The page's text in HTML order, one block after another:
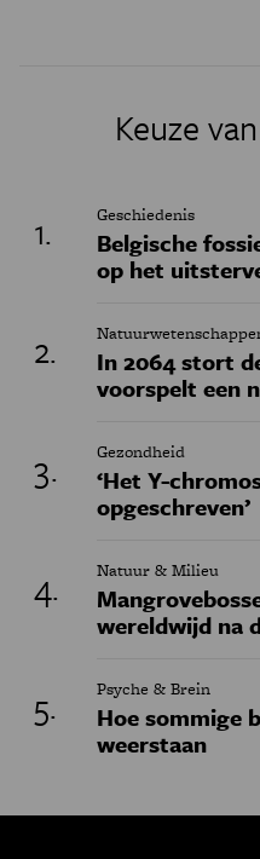
Keuze
Geschiedenis
Belgische
op het
In 2064 stort
voorspelt een
Gezondheid
‘Het Y-
opgeschreven’
Natuur & Milieu
wereldwijd na
Psyche & Brein
Hoe sommige
weerstaan